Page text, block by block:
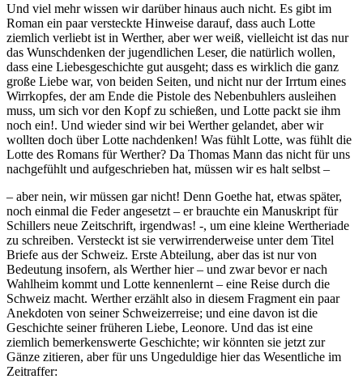
Und viel mehr wissen wir darüber hinaus auch nicht. Es gibt im
Roman ein paar versteckte Hinweise darauf, dass auch Lotte
ziemlich verliebt ist in Werther, aber wer weiß, vielleicht ist das nur
das Wunschdenken der jugendlichen Leser, die natürlich wollen,
dass eine Liebesgeschichte gut ausgeht; dass es wirklich die ganz
große Liebe war, von beiden Seiten, und nicht nur der Irrtum eines
Wirrkopfes, der am Ende die Pistole des Nebenbuhlers ausleihen
muss, um sich vor den Kopf zu schießen, und Lotte packt sie ihm
noch ein!. Und wieder sind wir bei Werther gelandet, aber wir
wollten doch über Lotte nachdenken! Was fühlt Lotte, was fühlt die
Lotte des Romans für Werther? Da Thomas Mann das nicht für uns
nachgefühlt und aufgeschrieben hat, müssen wir es halt selbst –
– aber nein, wir müssen gar nicht! Denn Goethe hat, etwas später,
noch einmal die Feder angesetzt – er brauchte ein Manuskript für
Schillers neue Zeitschrift, irgendwas! -, um eine kleine Wertheriade
zu schreiben. Versteckt ist sie verwirrenderweise unter dem Titel
Briefe aus der Schweiz. Erste Abteilung, aber das ist nur von
Bedeutung insofern, als Werther hier – und zwar bevor er nach
Wahlheim kommt und Lotte kennenlernt – eine Reise durch die
Schweiz macht. Werther erzählt also in diesem Fragment ein paar
Anekdoten von seiner Schweizerreise; und eine davon ist die
Geschichte seiner früheren Liebe, Leonore. Und das ist eine
ziemlich bemerkenswerte Geschichte; wir könnten sie jetzt zur
Gänze zitieren, aber für uns Ungeduldige hier das Wesentliche im
Zeitraffer: